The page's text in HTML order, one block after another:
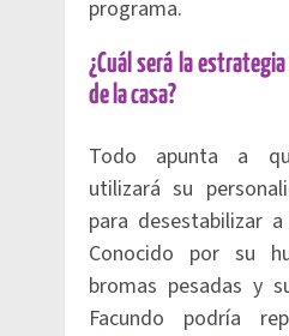
programa.
¿Cuál será la
de la casa?
Todo apunta a
utilizará su
para desestabilizar
Conocido por su
bromas pesadas y
Facundo podría